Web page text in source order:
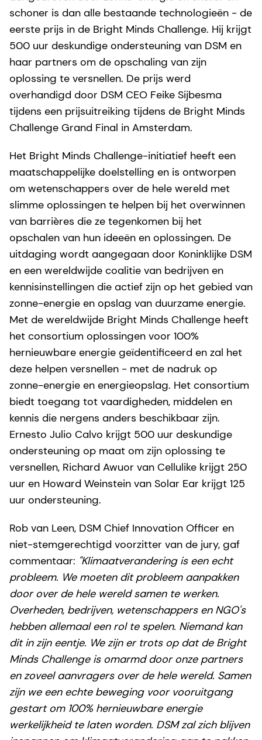
schoner is dan alle bestaande technologieën - de
eerste prijs in de Bright Minds Challenge. Hij krijgt
500 uur deskundige ondersteuning van DSM en
haar partners om de opschaling van zijn
oplossing te versnellen. De prijs werd
overhandigd door DSM CEO Feike Sijbesma
tijdens een prijsuitreiking tijdens de Bright Minds
Challenge Grand Final in Amsterdam.
Het Bright Minds Challenge-initiatief heeft een
maatschappelijke doelstelling en is ontworpen
om wetenschappers over de hele wereld met
slimme oplossingen te helpen bij het overwinnen
van barrières die ze tegenkomen bij het
opschalen van hun ideeën en oplossingen. De
uitdaging wordt aangegaan door Koninklijke DSM
en een wereldwijde coalitie van bedrijven en
kennisinstellingen die actief zijn op het gebied van
zonne-energie en opslag van duurzame energie.
Met de wereldwijde Bright Minds Challenge heeft
het consortium oplossingen voor 100%
hernieuwbare energie geïdentificeerd en zal het
deze helpen versnellen - met de nadruk op
zonne-energie en energieopslag. Het consortium
biedt toegang tot vaardigheden, middelen en
kennis die nergens anders beschikbaar zijn.
Ernesto Julio Calvo krijgt 500 uur deskundige
ondersteuning op maat om zijn oplossing te
versnellen, Richard Awuor van Cellulike krijgt 250
uur en Howard Weinstein van Solar Ear krijgt 125
uur ondersteuning.
Rob van Leen, DSM Chief Innovation Officer en
niet-stemgerechtigd voorzitter van de jury, gaf
commentaar: "Klimaatverandering is een echt
probleem. We moeten dit probleem aanpakken
door over de hele wereld samen te werken.
Overheden, bedrijven, wetenschappers en NGO's
hebben allemaal een rol te spelen. Niemand kan
dit in zijn eentje. We zijn er trots op dat de Bright
Minds Challenge is omarmd door onze partners
en zoveel aanvragers over de hele wereld. Samen
zijn we een echte beweging voor vooruitgang
gestart om 100% hernieuwbare energie
werkelijkheid te laten worden. DSM zal zich blijven